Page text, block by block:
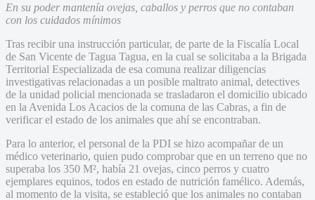
En su poder mantenía ovejas, caballos y perros que no contaban
con los cuidados mínimos
Tras recibir una instrucción particular, de parte de la Fiscalía Local
de San Vicente de Tagua Tagua, en la cual se solicitaba a la Brigada
Territorial Especializada de esa comuna realizar diligencias
investigativas relacionadas a un posible maltrato animal, detectives
de la unidad policial mencionada se trasladaron el domicilio ubicado
en la Avenida Los Acacios de la comuna de las Cabras, a fin de
verificar el estado de los animales que ahí se encontraban.
Para lo anterior, el personal de la PDI se hizo acompañar de un
médico veterinario, quien pudo comprobar que en un terreno que no
superaba los 350 M², había 21 ovejas, cinco perros y cuatro
ejemplares equinos, todos en estado de nutrición famélico. Además,
al momento de la visita, se estableció que los animales no contaban